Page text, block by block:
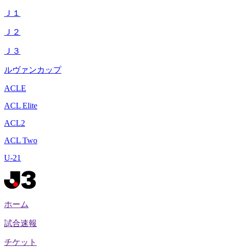
Ｊ１
Ｊ２
Ｊ３
ルヴァンカップ
ACLE
ACL Elite
ACL2
ACL Two
U-21
ホーム
試合速報
チケット